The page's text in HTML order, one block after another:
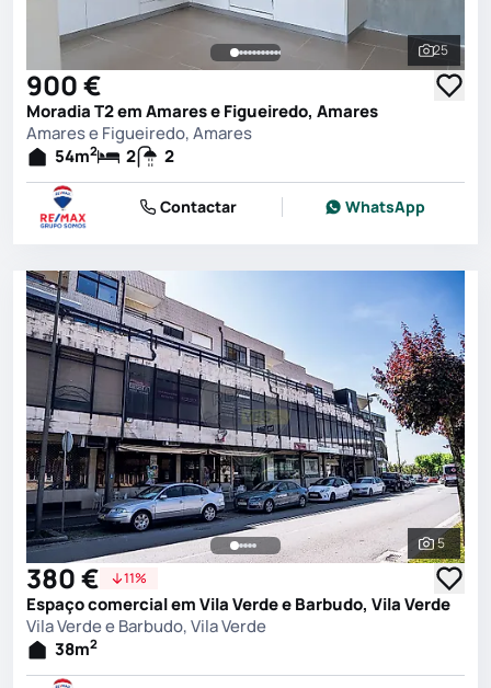
Ver
25
900 €
Moradia T2 em Amares e Figueiredo, Amares
Amares e Figueiredo, Amares
54m2 2 2
Contactar WhatsApp
Ver
5
380 € 11%
Espaço comercial em Vila Verde e Barbudo, Vila Verde
Vila Verde e Barbudo, Vila Verde
38m2